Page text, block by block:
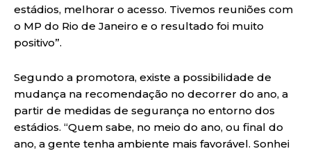
estádios, melhorar o acesso. Tivemos reuniões com
o MP do Rio de Janeiro e o resultado foi muito
positivo”.
Segundo a promotora, existe a possibilidade de
mudança na recomendação no decorrer do ano, a
partir de medidas de segurança no entorno dos
estádios. “Quem sabe, no meio do ano, ou final do
ano, a gente tenha ambiente mais favorável. Sonhei